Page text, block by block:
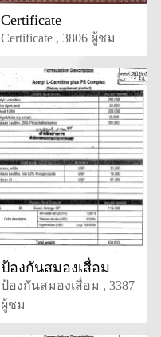
Certificate
Certificate , 3806 ผู้ชม
ป้องกันสมองเสื่อม
ป้องกันสมองเสื่อม , 3387
ผู้ชม